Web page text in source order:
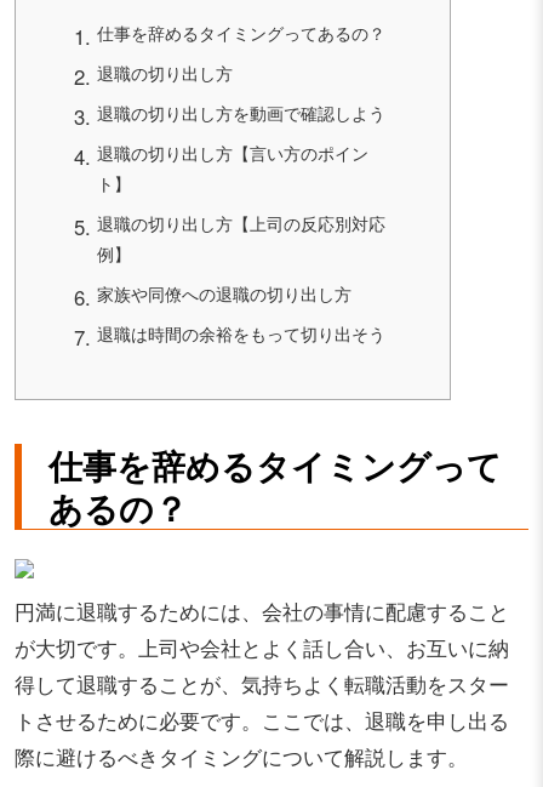
仕事を辞めるタイミングってあるの？
退職の切り出し方
退職の切り出し方を動画で確認しよう
退職の切り出し方【言い方のポイン
ト】
退職の切り出し方【上司の反応別対応
例】
家族や同僚への退職の切り出し方
退職は時間の余裕をもって切り出そう
仕事を辞めるタイミングって
あるの？
円満に退職するためには、会社の事情に配慮すること
が大切です。上司や会社とよく話し合い、お互いに納
得して退職することが、気持ちよく転職活動をスター
トさせるために必要です。ここでは、退職を申し出る
際に避けるべきタイミングについて解説します。